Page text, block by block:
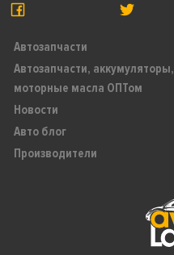
Автозапчасти
Автозапчасти, аккумуляторы,
моторные масла ОПТом
Новости
Авто блог
Производители